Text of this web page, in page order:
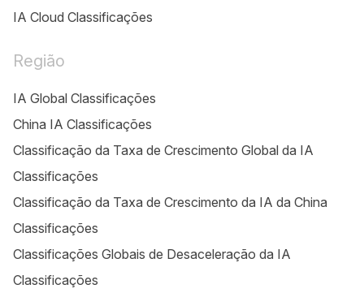
IA Cloud Classificações
Região
IA Global Classificações
China IA Classificações
Classificação da Taxa de Crescimento Global da IA
Classificações
Classificação da Taxa de Crescimento da IA da China
Classificações
Classificações Globais de Desaceleração da IA
Classificações